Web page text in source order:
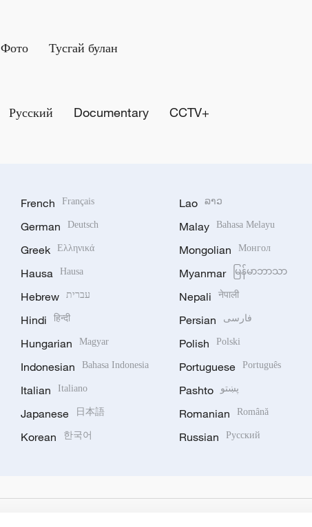
Фото Тусгай булан
Русский Documentary CCTV+
French Français
German Deutsch
Greek Ελληνικά
Hausa Hausa
Hebrew עברית
Hindi हिन्दी
Hungarian Magyar
Indonesian Bahasa Indonesia
Italian Italiano
Japanese 日本語
Korean 한국어
Lao ລາວ
Malay Bahasa Melayu
Mongolian Монгол
Myanmar မြန်မာဘာသာ
Nepali नेपाली
Persian فارسی
Polish Polski
Portuguese Português
Pashto پښتو
Romanian Română
Russian Русский